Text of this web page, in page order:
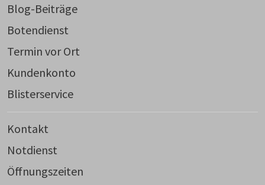
Blog-Beiträge
Botendienst
Termin vor Ort
Kundenkonto
Blisterservice
Kontakt
Notdienst
Öffnungszeiten